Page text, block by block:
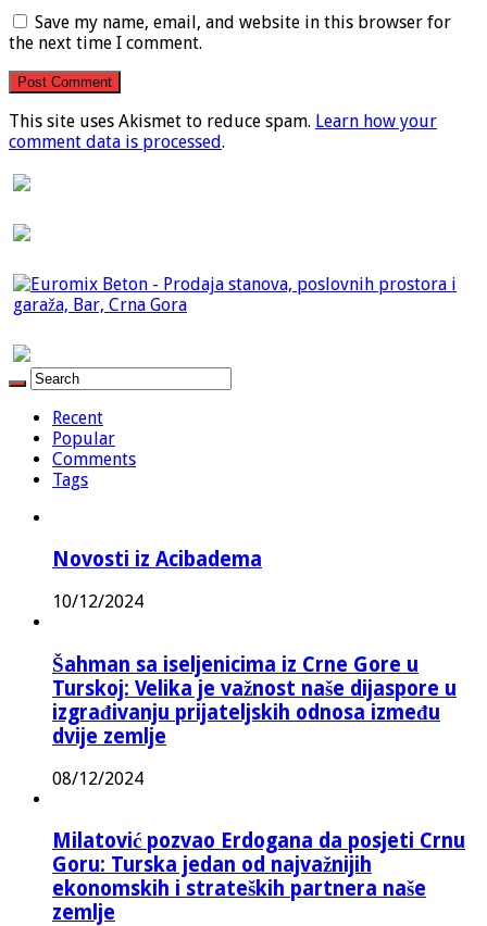
Save my name, email, and website in this browser for
the next time I comment.
This site uses Akismet to reduce spam. Learn how your
comment data is processed.
Recent
Popular
Comments
Tags
Novosti iz Acibadema
10/12/2024
Šahman sa iseljenicima iz Crne Gore u
Turskoj: Velika je važnost naše dijaspore u
izgrađivanju prijateljskih odnosa između
dvije zemlje
08/12/2024
Milatović pozvao Erdogana da posjeti Crnu
Goru: Turska jedan od najvažnijih
ekonomskih i strateških partnera naše
zemlje